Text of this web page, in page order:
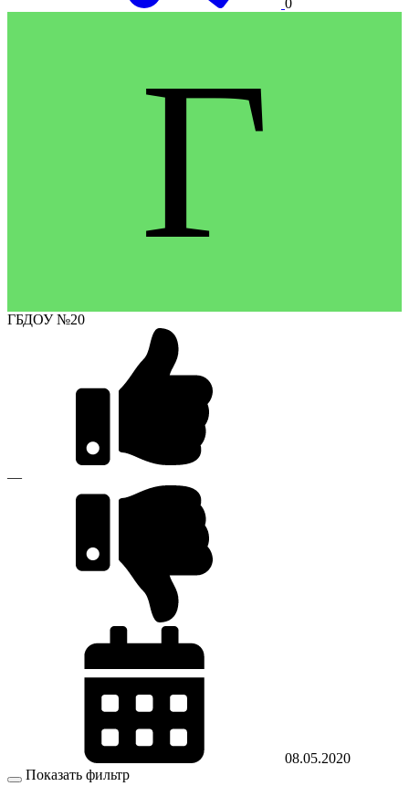
0
Г
ГБДОУ №20
—
08.05.2020
Показать фильтр